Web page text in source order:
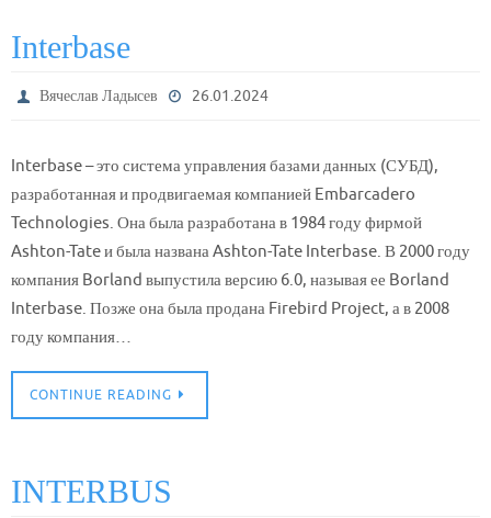
Interbase
Вячеслав Ладысев 26.01.2024
Interbase – это система управления базами данных (СУБД),
разработанная и продвигаемая компанией Embarcadero
Technologies. Она была разработана в 1984 году фирмой
Ashton-Tate и была названа Ashton-Tate Interbase. В 2000 году
компания Borland выпустила версию 6.0, называя ее Borland
Interbase. Позже она была продана Firebird Project, а в 2008
году компания…
CONTINUE READING
INTERBUS